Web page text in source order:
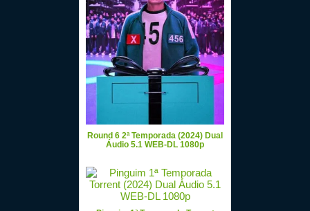
Round 6 2ª Temporada (2024) Dual
Áudio 5.1 WEB-DL 1080p